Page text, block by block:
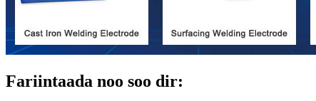
Fariintaada noo soo dir: